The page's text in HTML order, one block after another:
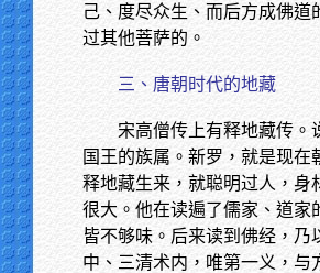
己、度尽众生、而后方成佛道
过其他菩萨的。
三、唐朝时代的地藏
宋高僧传上有释地藏传。
国王的族属。新罗，就是现在
释地藏生来，就聪明过人，身
很大。他在读遍了儒家、道家
皆不够味。后来读到佛经，乃
中、三清术内，唯第一义，与